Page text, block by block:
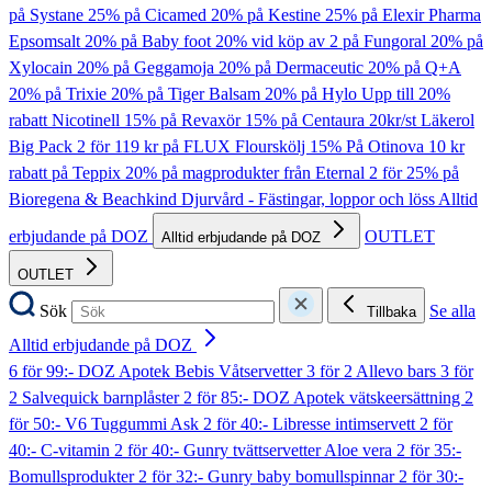
på Systane 25% på Cicamed 20% på Kestine 25% på Elexir Pharma
Epsomsalt20% på Baby foot20% vid köp av 2 på Fungoral 20% på
Xylocain 20% på Geggamoja 20% på Dermaceutic 20% på Q+A
20% på Trixie 20% på Tiger Balsam 20% på Hylo Upp till 20%
rabatt Nicotinell 15% på Revaxör 15% på Centaura 20kr/st Läkerol
Big Pack 2 för 119 kr på FLUX Flourskölj 15% På Otinova 10 kr
rabatt på Teppix 20% på magprodukter från Eternal 2 för 25% på
Bioregena & Beachkind Djurvård - Fästingar, loppor och lössAlltid
erbjudande på DOZ
Alltid erbjudande på DOZ OUTLET
OUTLET
Sök Tillbaka
Se alla
Alltid erbjudande på DOZ
6 för 99:- DOZ Apotek Bebis Våtservetter3 för 2 Allevo bars 3 för
2 Salvequick barnplåster2 för 85:- DOZ Apotek vätskeersättning 2
för 50:- V6 Tuggummi Ask 2 för 40:- Libresse intimservett2 för
40:- C-vitamin 2 för 40:- Gunry tvättservetter Aloe vera 2 för 35:-
Bomullsprodukter2 för 32:- Gunry baby bomullspinnar2 för 30:-